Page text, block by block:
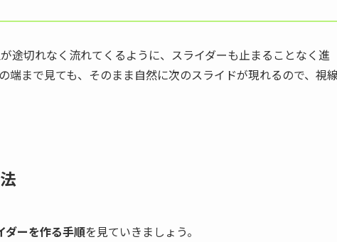
途切れなく流れてくるように、スライダーも止まることなく進
端まで見ても、そのまま自然に次のスライドが現れるので、視
ーを作る手順を見ていきましょう。